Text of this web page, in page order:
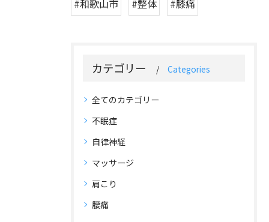
#和歌山市 #整体 #膝痛
カテゴリー Categories
全てのカテゴリー
不眠症
自律神経
マッサージ
肩こり
腰痛